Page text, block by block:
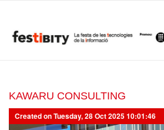
Club Festibity
La Festibity
KAWARU CONSULTING
Created on Tuesday, 28 Oct 2025 10:01:46